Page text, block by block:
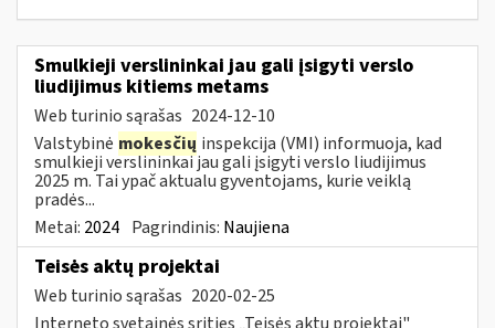
Smulkieji verslininkai jau gali įsigyti verslo
liudijimus kitiems metams
Web turinio sąrašas 2024-12-10
Valstybinė mokesčių inspekcija (VMI) informuoja, kad
smulkieji verslininkai jau gali įsigyti verslo liudijimus
2025 m. Tai ypač aktualu gyventojams, kurie veiklą
pradės...
Metai: 2024 Pagrindinis: Naujiena
Teisės aktų projektai
Web turinio sąrašas 2020-02-25
Interneto svetainės srities „Teisės aktų projektai"